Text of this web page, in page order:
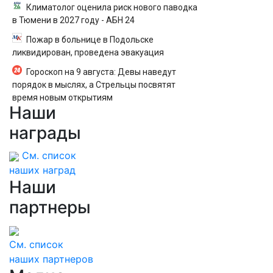
Климатолог оценила риск нового паводка
в Тюмени в 2027 году - АБН 24
Пожар в больнице в Подольске
ликвидирован, проведена эвакуация
Гороскоп на 9 августа: Девы наведут
порядок в мыслях, а Стрельцы посвятят
время новым открытиям
Наши
награды
См. список
наших наград
Наши
партнеры
См. список
наших партнеров